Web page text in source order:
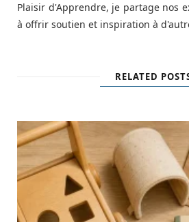
Plaisir d'Apprendre, je partage nos
à offrir soutien et inspiration à
RELATED